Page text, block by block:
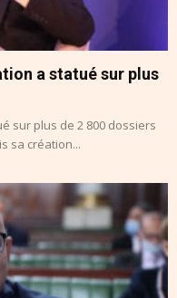
a statué sur plus
sur plus de 2 800 dossiers
sa création...